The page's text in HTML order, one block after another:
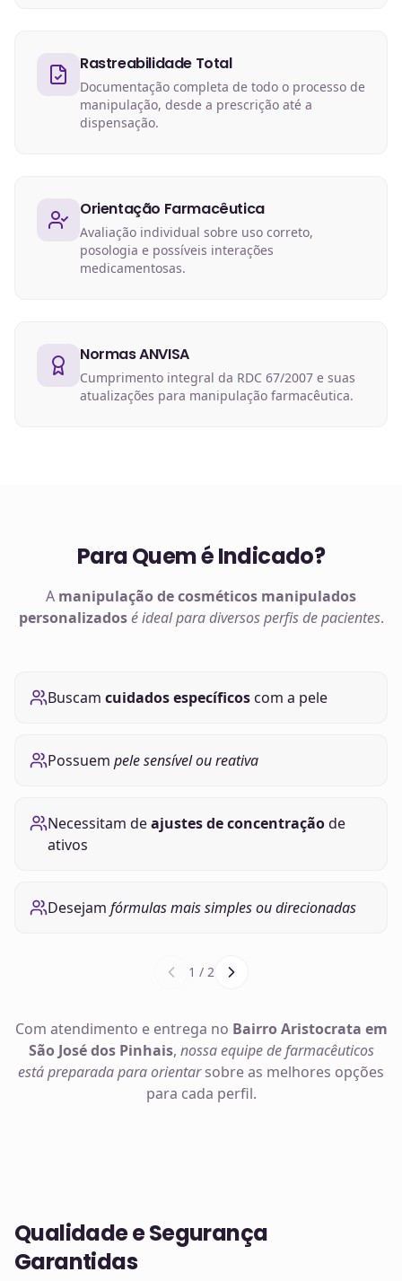
Rastreabilidade Total
Documentação completa de todo o processo de
manipulação, desde a prescrição até a
dispensação.
Orientação Farmacêutica
Avaliação individual sobre uso correto,
posologia e possíveis interações
medicamentosas.
Normas ANVISA
Cumprimento integral da RDC 67/2007 e suas
atualizações para manipulação farmacêutica.
Para Quem é Indicado?
A manipulação decosméticos manipulados
personalizados é ideal para diversos perfis de pacientes.
Buscam cuidados específicoscom a pele
Possuem pele sensível ou reativa
Necessitam deajustes de concentraçãode
ativos
Desejam fórmulas mais simples ou direcionadas
1 / 2
Com atendimento e entrega no Bairro Aristocrata em
São José dos Pinhais, nossa equipe de farmacêuticos
está preparada para orientarsobre as melhores opções
para cada perfil.
Qualidade e Segurança
Garantidas